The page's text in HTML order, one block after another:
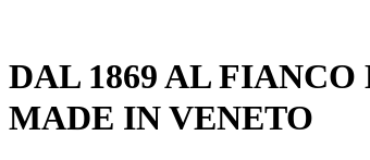
DAL 1869 AL
MADE IN VENETO